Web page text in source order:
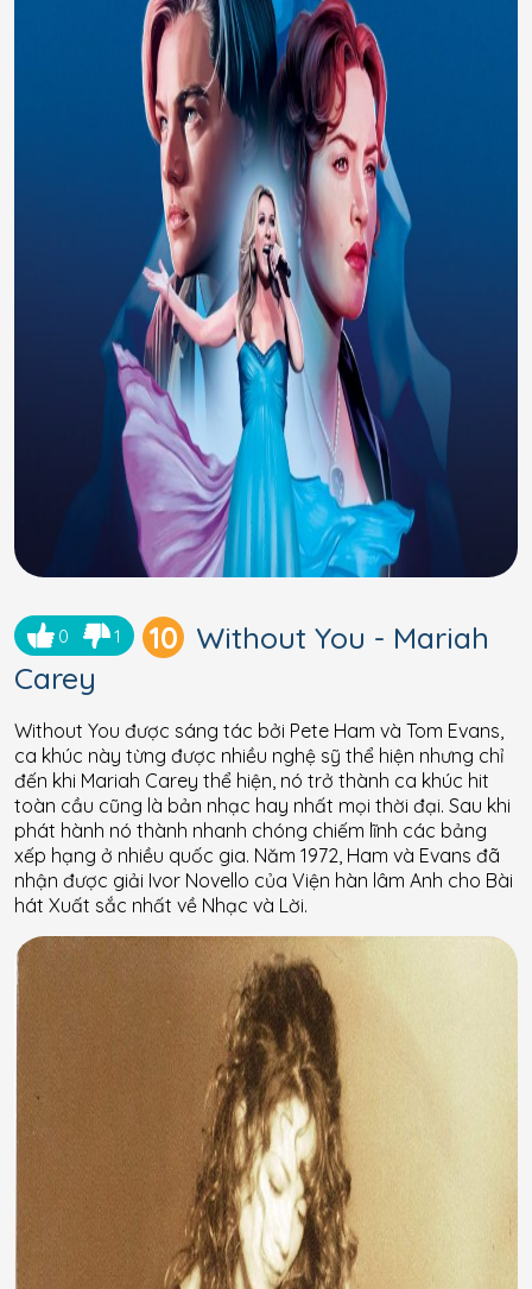
0 1 10 Without You - Mariah
Carey
Without You được sáng tác bởi Pete Ham và Tom Evans,
ca khúc này từng được nhiều nghệ sỹ thể hiện nhưng chỉ
đến khi Mariah Carey thể hiện, nó trở thành ca khúc hit
toàn cầu cũng là bản nhạc hay nhất mọi thời đại. Sau khi
phát hành nó thành nhanh chóng chiếm lĩnh các bảng
xếp hạng ở nhiều quốc gia. Năm 1972, Ham và Evans đã
nhận được giải Ivor Novello của Viện hàn lâm Anh cho Bài
hát Xuất sắc nhất về Nhạc và Lời.